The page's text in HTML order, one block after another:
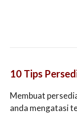
10 Tips
Membuat
anda mengatasi